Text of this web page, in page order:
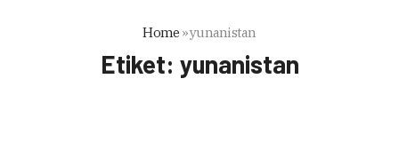
Home »yunanistan
Etiket: yunanistan